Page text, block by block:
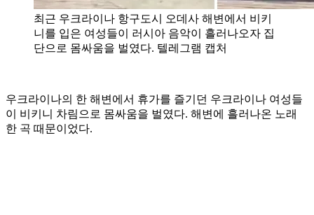
최근 우크라이나 항구도시 오데사 해변에서 비키
니를 입은 여성들이 러시아 음악이 흘러나오자 집
단으로 몸싸움을 벌였다. 텔레그램 캡처
우크라이나의 한 해변에서 휴가를 즐기던 우크라이나 여성들
이 비키니 차림으로 몸싸움을 벌였다. 해변에 흘러나온 노래
한 곡 때문이었다.